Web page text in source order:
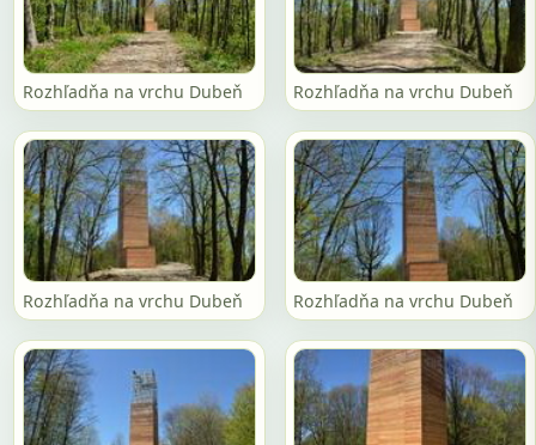
Rozhľadňa na vrchu Dubeň Rozhľadňa na vrchu Dubeň
Rozhľadňa na vrchu Dubeň Rozhľadňa na vrchu Dubeň